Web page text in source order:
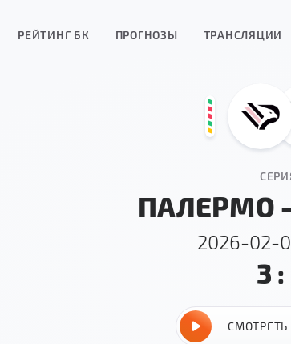
РЕЙТИНГ БК ПРОГНОЗЫ ТРАНСЛЯЦИИ
ПАЛЕРМО
2026-02-